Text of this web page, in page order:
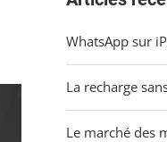
WhatsApp sur
La recharge
Le marché des